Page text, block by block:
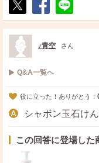
ポ
ス
ト
シ
ェ
送
る
♪青空 さん
Q&A一覧へ
役に立った！ありがとう：
シャボン玉石け
この回答に登場した